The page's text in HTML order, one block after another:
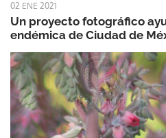
02 ENE 2021
Un proyecto fotográfico
endémica de Ciudad de